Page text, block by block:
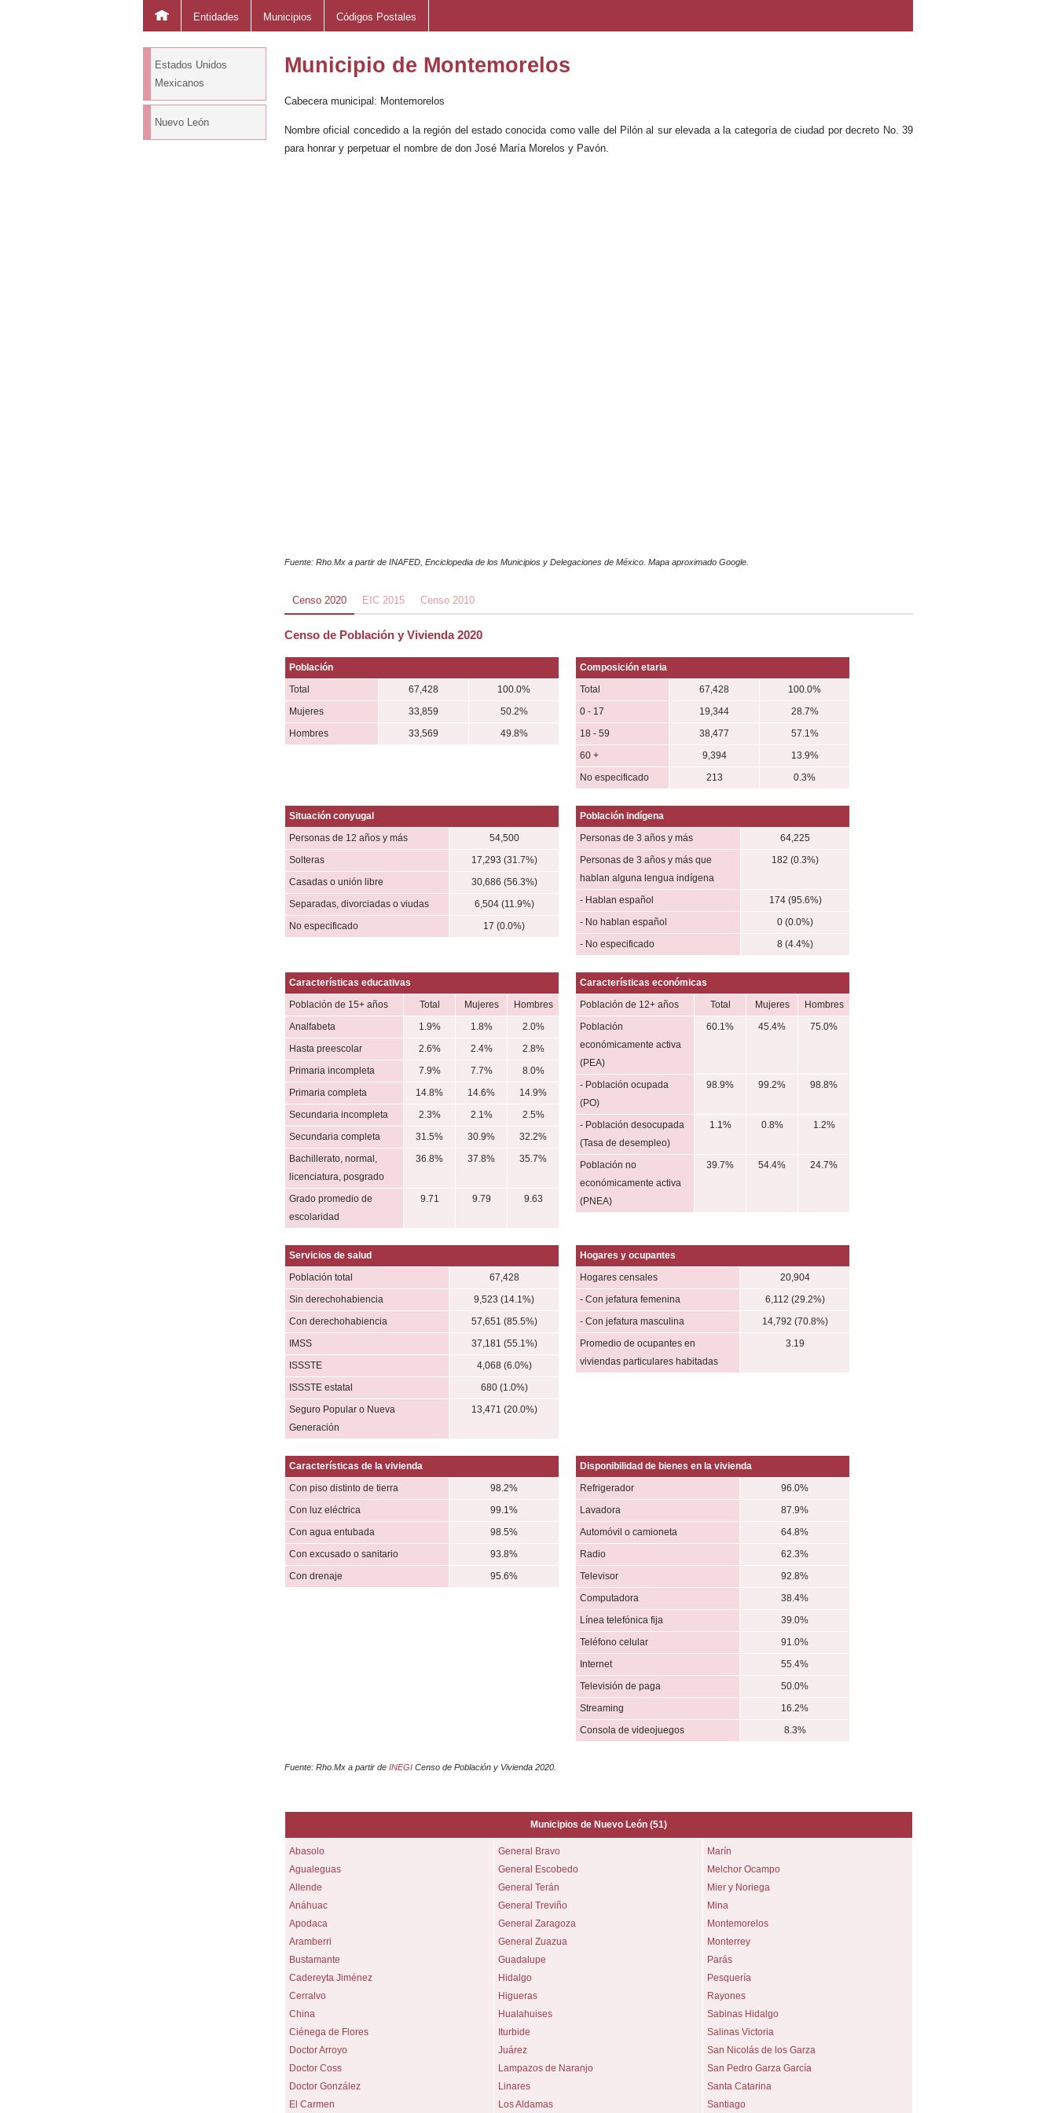
Entidades Municipios Códigos Postales
Estados Unidos
Mexicanos
Nuevo León
Municipio de Montemorelos
Cabecera municipal: Montemorelos
Nombre oficial concedido a la región del estado conocida como valle del Pilón al sur elevada a la categoría de ciudad por decreto No. 39
para honrar y perpetuar el nombre de don José María Morelos y Pavón.
Fuente: Rho.Mx a partir de INAFED, Enciclopedia de los Municipios y Delegaciones de México. Mapa aproximado Google.
Censo 2020 EIC 2015 Censo 2010
Censo de Población y Vivienda 2020
Población
Total
67,428
100.0%
Mujeres
33,859
50.2%
Hombres
33,569 49.8%
Composición etaria
Total
67,428
100.0%
0 - 17
19,344
28.7%
18 - 59
38,477
57.1%
60 +
9,394
13.9%
No especificado
213 0.3%
Situación conyugal
Personas de 12 años y más
54,500
Solteras
17,293 (31.7%)
Casadas o unión libre
30,686 (56.3%)
Separadas, divorciadas o viudas
6,504 (11.9%)
No especificado
17 (0.0%)
Población indígena
Personas de 3 años y más
64,225
Personas de 3 años y más que
hablan alguna lengua indígena
182 (0.3%)
- Hablan español
174 (95.6%)
- No hablan español
0 (0.0%)
- No especificado
8 (4.4%)
Características educativas
Población de 15+ años
Total Mujeres
Hombres
Analfabeta
1.9% 1.8%
2.0%
Hasta preescolar
2.6% 2.4%
2.8%
Primaria incompleta
7.9% 7.7%
8.0%
Primaria completa
14.8% 14.6%
14.9%
Secundaria incompleta
2.3% 2.1%
2.5%
Secundaria completa
31.5% 30.9%
32.2%
Bachillerato, normal,
licenciatura, posgrado
36.8% 37.8% 35.7%
Grado promedio de
escolaridad
9.71 9.79 9.63
Características económicas
Población de 12+ años
Total Mujeres
Hombres
Población
económicamente activa
(PEA)
60.1% 45.4% 75.0%
- Población ocupada
(PO)
98.9% 99.2% 98.8%
- Población desocupada
(Tasa de desempleo)
1.1% 0.8% 1.2%
Población no
económicamente activa
(PNEA)
39.7% 54.4% 24.7%
Servicios de salud
Población total
67,428
Sin derechohabiencia
9,523 (14.1%)
Con derechohabiencia
57,651 (85.5%)
IMSS
37,181 (55.1%)
ISSSTE
4,068 (6.0%)
ISSSTE estatal
680 (1.0%)
Seguro Popular o Nueva
Generación
13,471 (20.0%)
Hogares y ocupantes
Hogares censales
20,904
- Con jefatura femenina
6,112 (29.2%)
- Con jefatura masculina
14,792 (70.8%)
Promedio de ocupantes en
viviendas particulares habitadas
3.19
Características de la vivienda
Con piso distinto de tierra
98.2%
Con luz eléctrica
99.1%
Con agua entubada
98.5%
Con excusado o sanitario
93.8%
Con drenaje
95.6%
Disponibilidad de bienes en la vivienda
Refrigerador
96.0%
Lavadora
87.9%
Automóvil o camioneta
64.8%
Radio
62.3%
Televisor
92.8%
Computadora
38.4%
Línea telefónica fija
39.0%
Teléfono celular
91.0%
Internet
55.4%
Televisión de paga
50.0%
Streaming
16.2%
Consola de videojuegos
8.3%
Fuente: Rho.Mx a partir de INEGI Censo de Población y Vivienda 2020.
Municipios de Nuevo León (51)
Abasolo
Agualeguas
Allende
Anáhuac
Apodaca
Aramberri
Bustamante
Cadereyta Jiménez
Cerralvo
China
Ciénega de Flores
Doctor Arroyo
Doctor Coss
Doctor González
El Carmen
General Bravo
General Escobedo
General Terán
General Treviño
General Zaragoza
General Zuazua
Guadalupe
Hidalgo
Higueras
Hualahuises
Iturbide
Juárez
Lampazos de Naranjo
Linares
Los Aldamas
Marín
Melchor Ocampo
Mier y Noriega
Mina
Montemorelos
Monterrey
Parás
Pesquería
Rayones
Sabinas Hidalgo
Salinas Victoria
San Nicolás de los Garza
San Pedro Garza García
Santa Catarina
Santiago